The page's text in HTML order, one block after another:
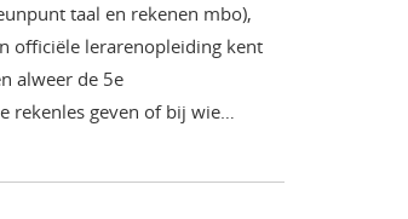
taal en rekenen mbo),
officiële lerarenopleiding kent
alweer de 5e
rekenles geven of bij wie…